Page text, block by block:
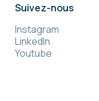
Suivez-nous
Instagram
LinkedIn
Youtube